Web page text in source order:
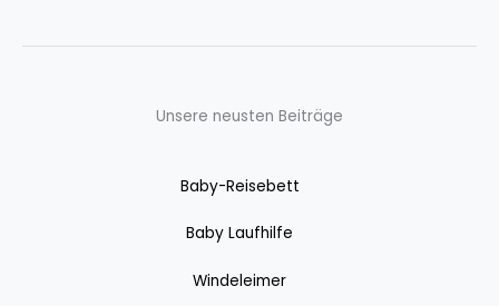
Unsere neusten Beiträge
Baby-Reisebett
Baby Laufhilfe
Windeleimer